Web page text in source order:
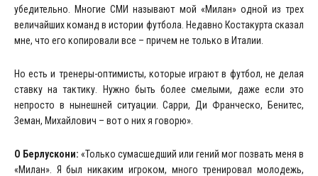
убедительно. Многие СМИ называют мой «Милан» одной из трех
величайших команд в истории футбола. Недавно Костакурта сказал
мне, что его копировали все – причем не только в Италии.
Но есть и тренеры-оптимисты, которые играют в футбол, не делая
ставку на тактику. Нужно быть более смелыми, даже если это
непросто в нынешней ситуации. Сарри, Ди Франческо, Бенитес,
Земан, Михайлович – вот о них я говорю».
О Берлускони: «Только сумасшедший или гений мог позвать меня в
«Милан». Я был никаким игроком, много тренировал молодежь,